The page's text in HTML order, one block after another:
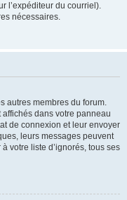
l’expéditeur du courriel).
nécessaires.
autres membres du forum.
affichés dans votre panneau
de connexion et leur envoyer
leurs messages peuvent
votre liste d’ignorés, tous ses